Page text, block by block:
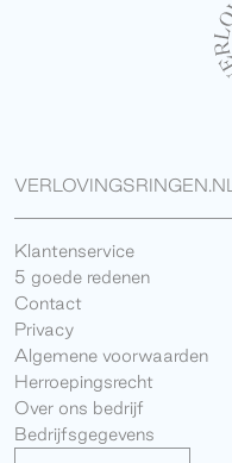
VERLOVINGSRINGEN.NL
Klantenservice
5 goede redenen
Contact
Privacy
Algemene voorwaarden
Herroepingsrecht
Over ons bedrijf
Bedrijfsgegevens